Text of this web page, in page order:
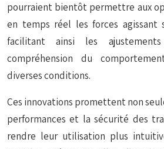
pourraient bientôt permettre aux
en temps réel les forces agissant
facilitant ainsi les
compréhension du
diverses conditions.
Ces innovations promettent non
performances et la sécurité des
rendre leur utilisation plus